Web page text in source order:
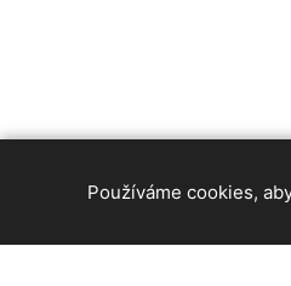
Používáme cookies,